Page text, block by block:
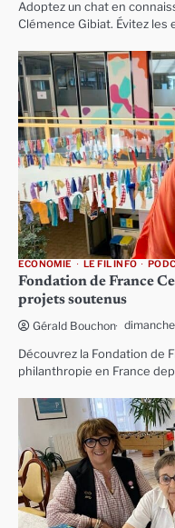
Adoptez un chat en
Clémence Gibiat. Évitez les
ECONOMIE LE FIL INFO
Fondation de France
projets soutenus
Gérald Bouchon
Découvrez la Fondation de
philanthropie en France